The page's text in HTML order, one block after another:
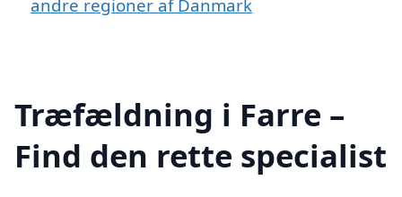
andre regioner af Danmark
Træfældning i Farre –
Find den rette specialist